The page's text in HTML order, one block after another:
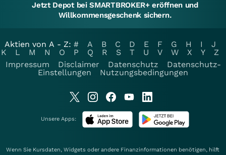
Jetzt Depot bei SMARTBROKER+ eröffnen und
Willkommensgeschenk sichern.
Aktien von A - Z: # A B C D E F G H I
J
K
L M N O P Q R S T U V W X Y
Z
Impressum
Disclaimer Datenschutz
Datenschutz-
Einstellungen
Nutzungsbedingungen
Unsere Apps:
Wenn Sie Kursdaten, Widgets oder andere Finanzinformationen benötigen, hilft